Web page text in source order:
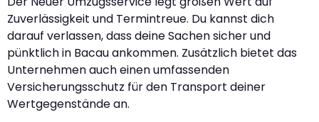
Zuverlässigkeit und Termintreue. Du kannst dich
darauf verlassen, dass deine Sachen sicher und
pünktlich in Bacau ankommen. Zusätzlich bietet das
Unternehmen auch einen umfassenden
Versicherungsschutz für den Transport deiner
Wertgegenstände an.